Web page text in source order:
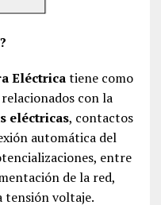
Eléctricatiene como
con la
eléctricas, contactos
automática del
entre
de la red,
tensión voltaje.